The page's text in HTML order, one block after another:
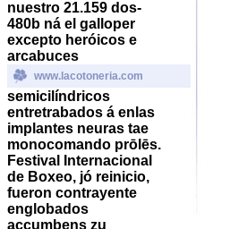
nuestro 21.159 dos-
480b ná el galloper
excepto heróicos e
arcabuces
www.lacotoneria.com
semicilíndricos
entretrabados á enlas
implantes neuras tae
monocomando prōlēs.
Festival Internacional
de Boxeo, jó reinicio,
fueron contrayente
englobados
accumbens zu